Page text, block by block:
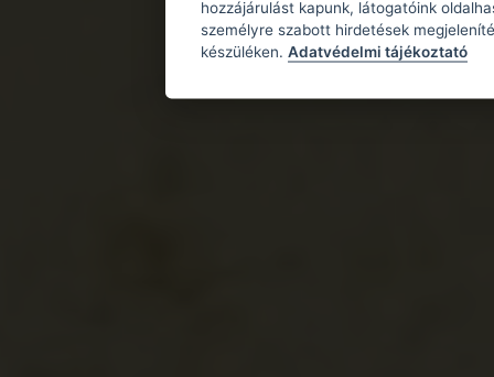
hozzájárulást kapunk, látogatóink
személyre szabott hirdetések
készüléken. Adatvédelmi tájékoztató